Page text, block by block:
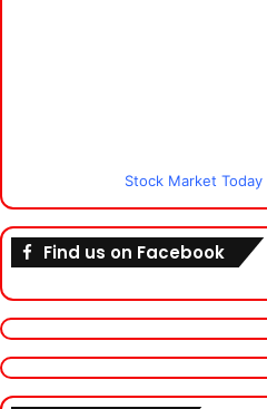
Stock Market Today
Find us on Facebook